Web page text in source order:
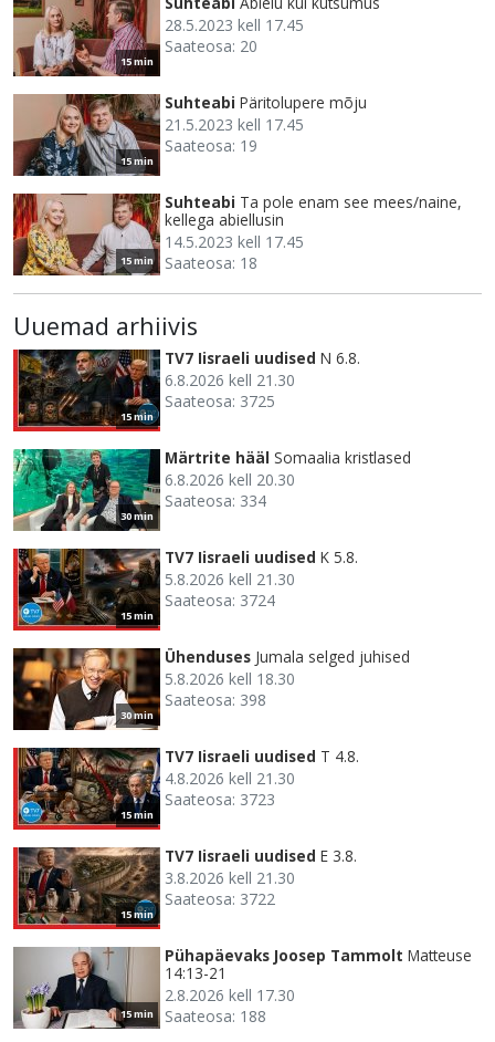
15 min
28.5.2023 kell 17.45
Saateosa: 20
15 min
Suhteabi Päritolupere mõju
21.5.2023 kell 17.45
Saateosa: 19
15 min
Suhteabi Ta pole enam see mees/naine,
kellega abiellusin
14.5.2023 kell 17.45
Saateosa: 18
Uuemad arhiivis
15 min
TV7 Iisraeli uudised N 6.8.
6.8.2026 kell 21.30
Saateosa: 3725
30 min
Märtrite hääl Somaalia kristlased
6.8.2026 kell 20.30
Saateosa: 334
15 min
TV7 Iisraeli uudised K 5.8.
5.8.2026 kell 21.30
Saateosa: 3724
30 min
Ühenduses Jumala selged juhised
5.8.2026 kell 18.30
Saateosa: 398
15 min
TV7 Iisraeli uudised T 4.8.
4.8.2026 kell 21.30
Saateosa: 3723
15 min
TV7 Iisraeli uudised E 3.8.
3.8.2026 kell 21.30
Saateosa: 3722
15 min
Pühapäevaks Joosep Tammolt Matteuse
14:13-21
2.8.2026 kell 17.30
Saateosa: 188